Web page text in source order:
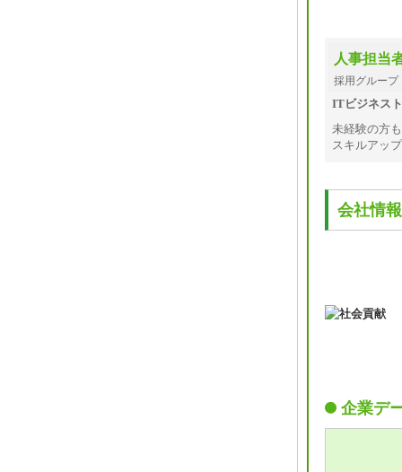
人事担当
採用グルー
ITビジネス
未経験の方
スキルアッ
会社情報
企業デ